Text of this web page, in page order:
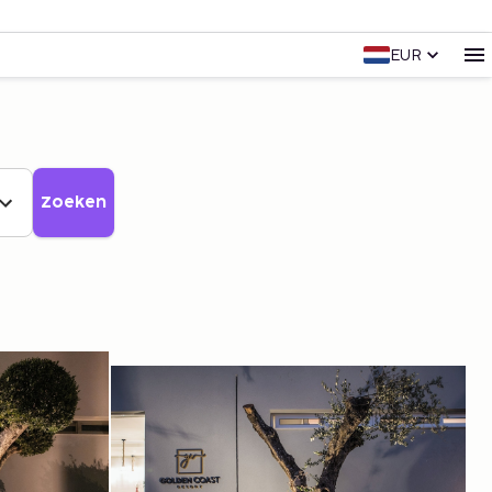
EUR
Zoeken